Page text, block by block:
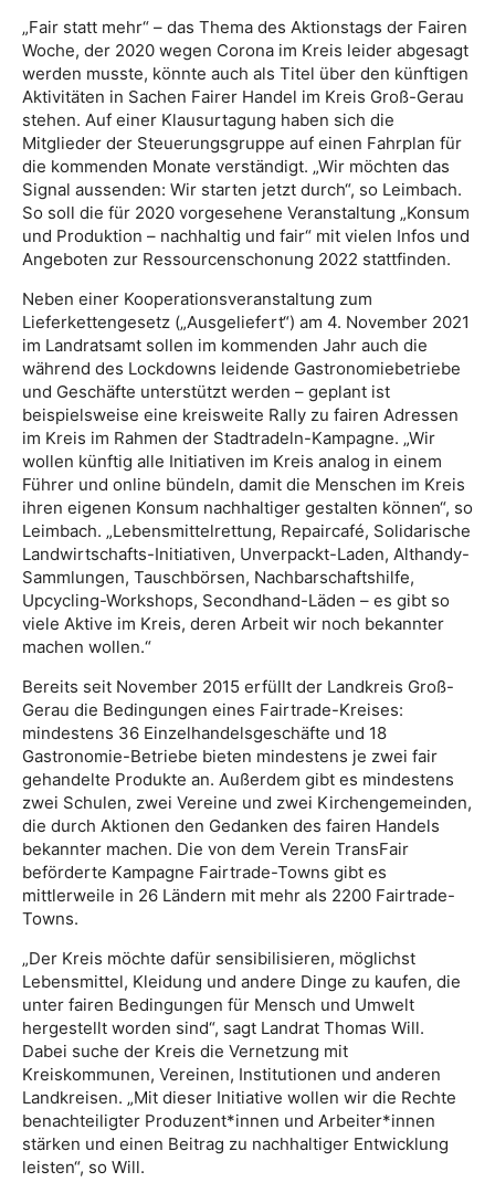
„Fair statt mehr“ – das Thema des Aktionstags der Fairen
Woche, der 2020 wegen Corona im Kreis leider abgesagt
werden musste, könnte auch als Titel über den künftigen
Aktivitäten in Sachen Fairer Handel im Kreis Groß-Gerau
stehen. Auf einer Klausurtagung haben sich die
Mitglieder der Steuerungsgruppe auf einen Fahrplan für
die kommenden Monate verständigt. „Wir möchten das
Signal aussenden: Wir starten jetzt durch“, so Leimbach.
So soll die für 2020 vorgesehene Veranstaltung „Konsum
und Produktion – nachhaltig und fair“ mit vielen Infos und
Angeboten zur Ressourcenschonung 2022 stattfinden.
Neben einer Kooperationsveranstaltung zum
Lieferkettengesetz („Ausgeliefert“) am 4. November 2021
im Landratsamt sollen im kommenden Jahr auch die
während des Lockdowns leidende Gastronomiebetriebe
und Geschäfte unterstützt werden – geplant ist
beispielsweise eine kreisweite Rally zu fairen Adressen
im Kreis im Rahmen der Stadtradeln-Kampagne. „Wir
wollen künftig alle Initiativen im Kreis analog in einem
Führer und online bündeln, damit die Menschen im Kreis
ihren eigenen Konsum nachhaltiger gestalten können“, so
Leimbach. „Lebensmittelrettung, Repaircafé, Solidarische
Landwirtschafts-Initiativen, Unverpackt-Laden, Althandy-
Sammlungen, Tauschbörsen, Nachbarschaftshilfe,
Upcycling-Workshops, Secondhand-Läden – es gibt so
viele Aktive im Kreis, deren Arbeit wir noch bekannter
machen wollen.“
Bereits seit November 2015 erfüllt der Landkreis Groß-
Gerau die Bedingungen eines Fairtrade-Kreises:
mindestens 36 Einzelhandelsgeschäfte und 18
Gastronomie-Betriebe bieten mindestens je zwei fair
gehandelte Produkte an. Außerdem gibt es mindestens
zwei Schulen, zwei Vereine und zwei Kirchengemeinden,
die durch Aktionen den Gedanken des fairen Handels
bekannter machen. Die von dem Verein TransFair
beförderte Kampagne Fairtrade-Towns gibt es
mittlerweile in 26 Ländern mit mehr als 2200 Fairtrade-
Towns.
„Der Kreis möchte dafür sensibilisieren, möglichst
Lebensmittel, Kleidung und andere Dinge zu kaufen, die
unter fairen Bedingungen für Mensch und Umwelt
hergestellt worden sind“, sagt Landrat Thomas Will.
Dabei suche der Kreis die Vernetzung mit
Kreiskommunen, Vereinen, Institutionen und anderen
Landkreisen. „Mit dieser Initiative wollen wir die Rechte
benachteiligter Produzent*innen und Arbeiter*innen
stärken und einen Beitrag zu nachhaltiger Entwicklung
leisten“, so Will.